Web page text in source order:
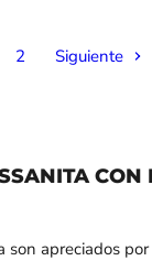
2 Siguiente
CON
son apreciados